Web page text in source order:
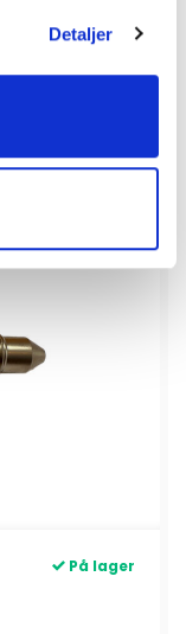
Detaljer
På lager